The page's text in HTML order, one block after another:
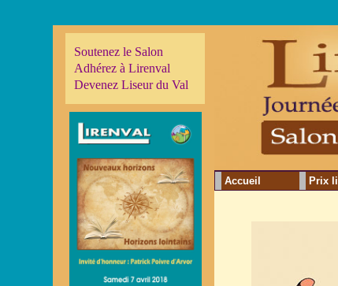
Accueil Prix
Soutenez le Salon
Adhérez à Lirenval
Devenez Liseur du Val